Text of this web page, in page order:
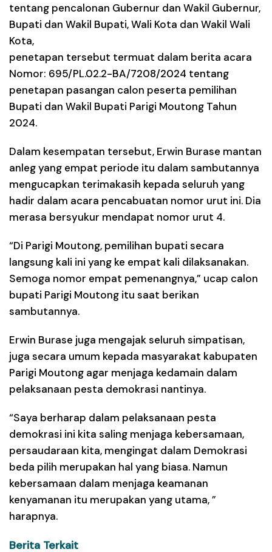
tentang pencalonan Gubernur dan Wakil Gubernur,
Bupati dan Wakil Bupati, Wali Kota dan Wakil Wali
Kota,
penetapan tersebut termuat dalam berita acara
Nomor: 695/PL.02.2-BA/7208/2024 tentang
penetapan pasangan calon peserta pemilihan
Bupati dan Wakil Bupati Parigi Moutong Tahun
2024.
Dalam kesempatan tersebut, Erwin Burase mantan
anleg yang empat periode itu dalam sambutannya
mengucapkan terimakasih kepada seluruh yang
hadir dalam acara pencabuatan nomor urut ini. Dia
merasa bersyukur mendapat nomor urut 4.
“Di Parigi Moutong, pemilihan bupati secara
langsung kali ini yang ke empat kali dilaksanakan.
Semoga nomor empat pemenangnya,” ucap calon
bupati Parigi Moutong itu saat berikan
sambutannya.
Erwin Burase juga mengajak seluruh simpatisan,
juga secara umum kepada masyarakat kabupaten
Parigi Moutong agar menjaga kedamain dalam
pelaksanaan pesta demokrasi nantinya.
“Saya berharap dalam pelaksanaan pesta
demokrasi ini kita saling menjaga kebersamaan,
persaudaraan kita, mengingat dalam Demokrasi
beda pilih merupakan hal yang biasa. Namun
kebersamaan dalam menjaga keamanan
kenyamanan itu merupakan yang utama, ”
harapnya.
Berita Terkait